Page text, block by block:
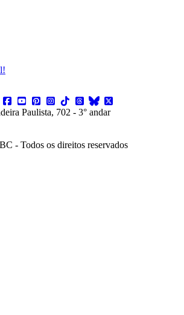
Paulista, 702 - 3° andar
- Todos os direitos reservados